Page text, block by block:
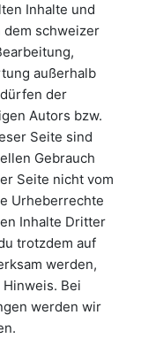
Inhalte und
dem schweizer
außerhalb
der
Autors bzw.
Seite sind
Gebrauch
Seite nicht vom
Urheberrechte
Inhalte Dritter
trotzdem auf
werden,
Bei
werden wir